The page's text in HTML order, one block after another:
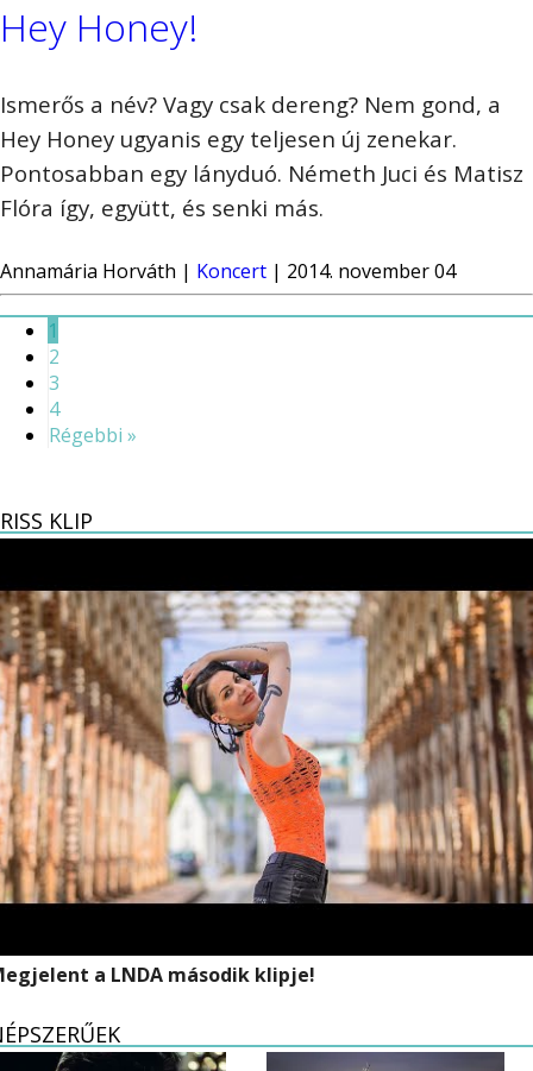
Hey Honey!
Ismerős a név? Vagy csak dereng? Nem gond, a
Hey Honey ugyanis egy teljesen új zenekar.
Pontosabban egy lányduó. Németh Juci és Matisz
Flóra így, együtt, és senki más.
Annamária Horváth | Koncert | 2014. november 04
1
2
3
4
Régebbi »
KLIP
a LNDA második klipje!